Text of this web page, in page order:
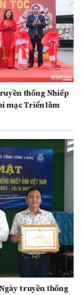
thống Nhiếp
mạc Triển lãm
truyền thống